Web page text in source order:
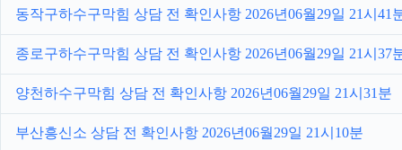
동작구하수구막힘 상담 전 확인사항 2026년06월29일 21시41
종로구하수구막힘 상담 전 확인사항 2026년06월29일 21시37
양천하수구막힘 상담 전 확인사항 2026년06월29일 21시31분
부산흥신소 상담 전 확인사항 2026년06월29일 21시10분